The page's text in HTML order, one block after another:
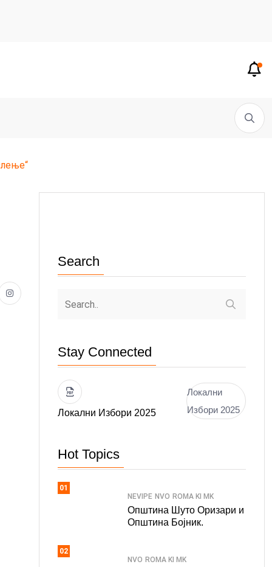
Search
Stay Connected
Локални Избори 2025
Локални
Избори 2025
Hot Topics
01
NEVIPE NVO ROMA KI MK
Општина Шуто Оризари и
Општина Бојник.
02
NVO ROMA KI MK